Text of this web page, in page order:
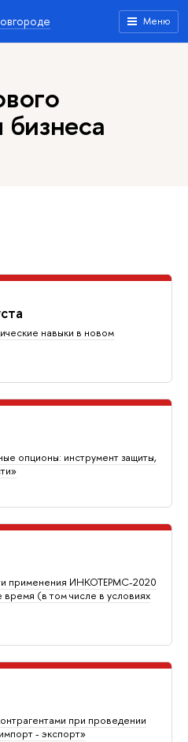
Меню
навыки в новом
опционы: инструмент защиты,
применения ИНКОТЕРМС-2020
(в том числе в условиях
при проведении
- экспорт»